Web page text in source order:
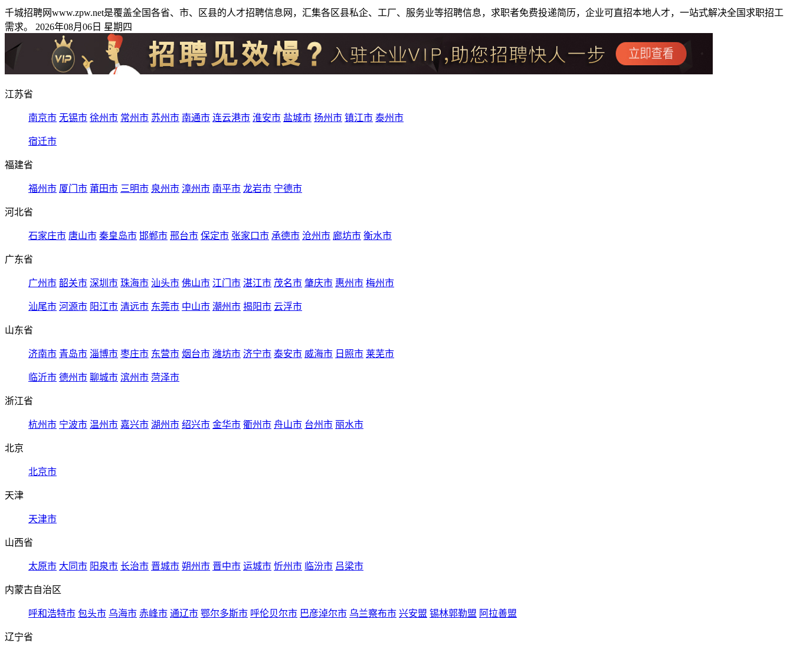
千城招聘网www.zpw.net是覆盖全国各省、市、区县的人才招聘信息网，汇集各区县私企、工厂、服务业等招聘信息，求职者免费投递简历，企业可直招本地人才，一站式解决全国求职招工
需求。 2026年08月06日 星期四
江苏省
南京市 无锡市 徐州市 常州市 苏州市 南通市 连云港市 淮安市 盐城市 扬州市 镇江市 泰州市
宿迁市
福建省
福州市 厦门市 莆田市 三明市 泉州市 漳州市 南平市 龙岩市 宁德市
河北省
石家庄市 唐山市 秦皇岛市 邯郸市 邢台市 保定市 张家口市 承德市 沧州市 廊坊市 衡水市
广东省
广州市 韶关市 深圳市 珠海市 汕头市 佛山市 江门市 湛江市 茂名市 肇庆市 惠州市 梅州市
汕尾市 河源市 阳江市 清远市 东莞市 中山市 潮州市 揭阳市 云浮市
山东省
济南市 青岛市 淄博市 枣庄市 东营市 烟台市 潍坊市 济宁市 泰安市 威海市 日照市 莱芜市
临沂市 德州市 聊城市 滨州市 菏泽市
浙江省
杭州市 宁波市 温州市 嘉兴市 湖州市 绍兴市 金华市 衢州市 舟山市 台州市 丽水市
北京
北京市
天津
天津市
山西省
太原市 大同市 阳泉市 长治市 晋城市 朔州市 晋中市 运城市 忻州市 临汾市 吕梁市
内蒙古自治区
呼和浩特市 包头市 乌海市 赤峰市 通辽市 鄂尔多斯市 呼伦贝尔市 巴彦淖尔市 乌兰察布市 兴安盟 锡林郭勒盟 阿拉善盟
辽宁省